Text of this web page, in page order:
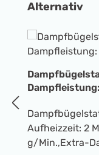
Produktgalerie
Alternativ
Aufheizzeit: 2
g/Min.,Extra-